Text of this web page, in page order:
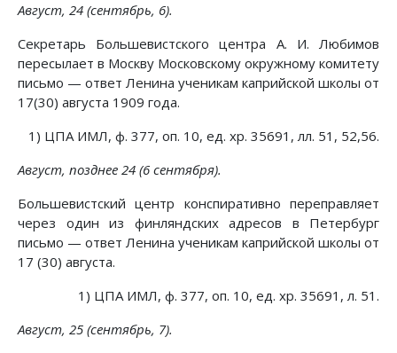
Август, 24 (сентябрь, 6).
Секретарь Большевистского центра А. И. Любимов
пересылает в Москву Московскому окружному комитету
письмо — ответ Ленина ученикам каприйской школы от
17(30) августа 1909 года.
1) ЦПА ИМЛ, ф. 377, оп. 10, ед. хр. 35691, лл. 51, 52,56.
Август, позднее 24 (6 сентября).
Большевистский центр конспиративно переправляет
через один из финляндских адресов в Петербург
письмо — ответ Ленина ученикам каприйской школы от
17 (30) августа.
1) ЦПА ИМЛ, ф. 377, оп. 10, ед. хр. 35691, л. 51.
Август, 25 (сентябрь, 7).